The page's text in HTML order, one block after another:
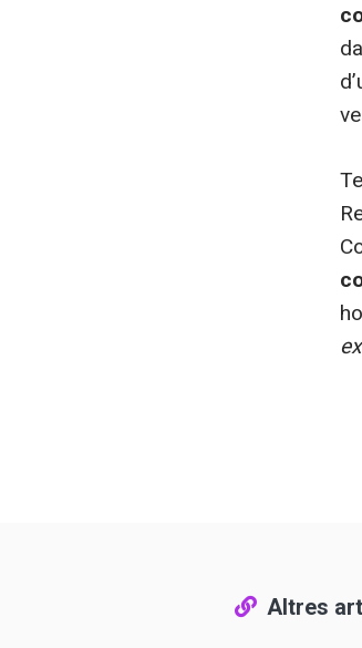
Altres